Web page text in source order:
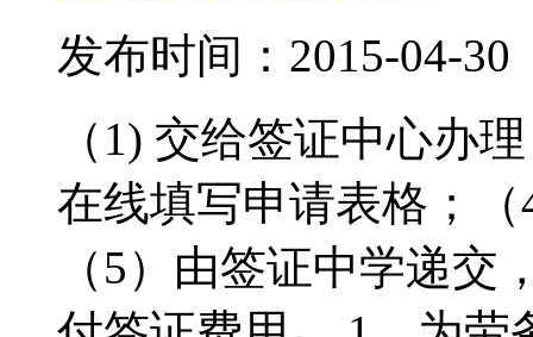
发布时间：2015-
（1) 交给签证中心办
在线填写申请表格；
（5）由签证中学递